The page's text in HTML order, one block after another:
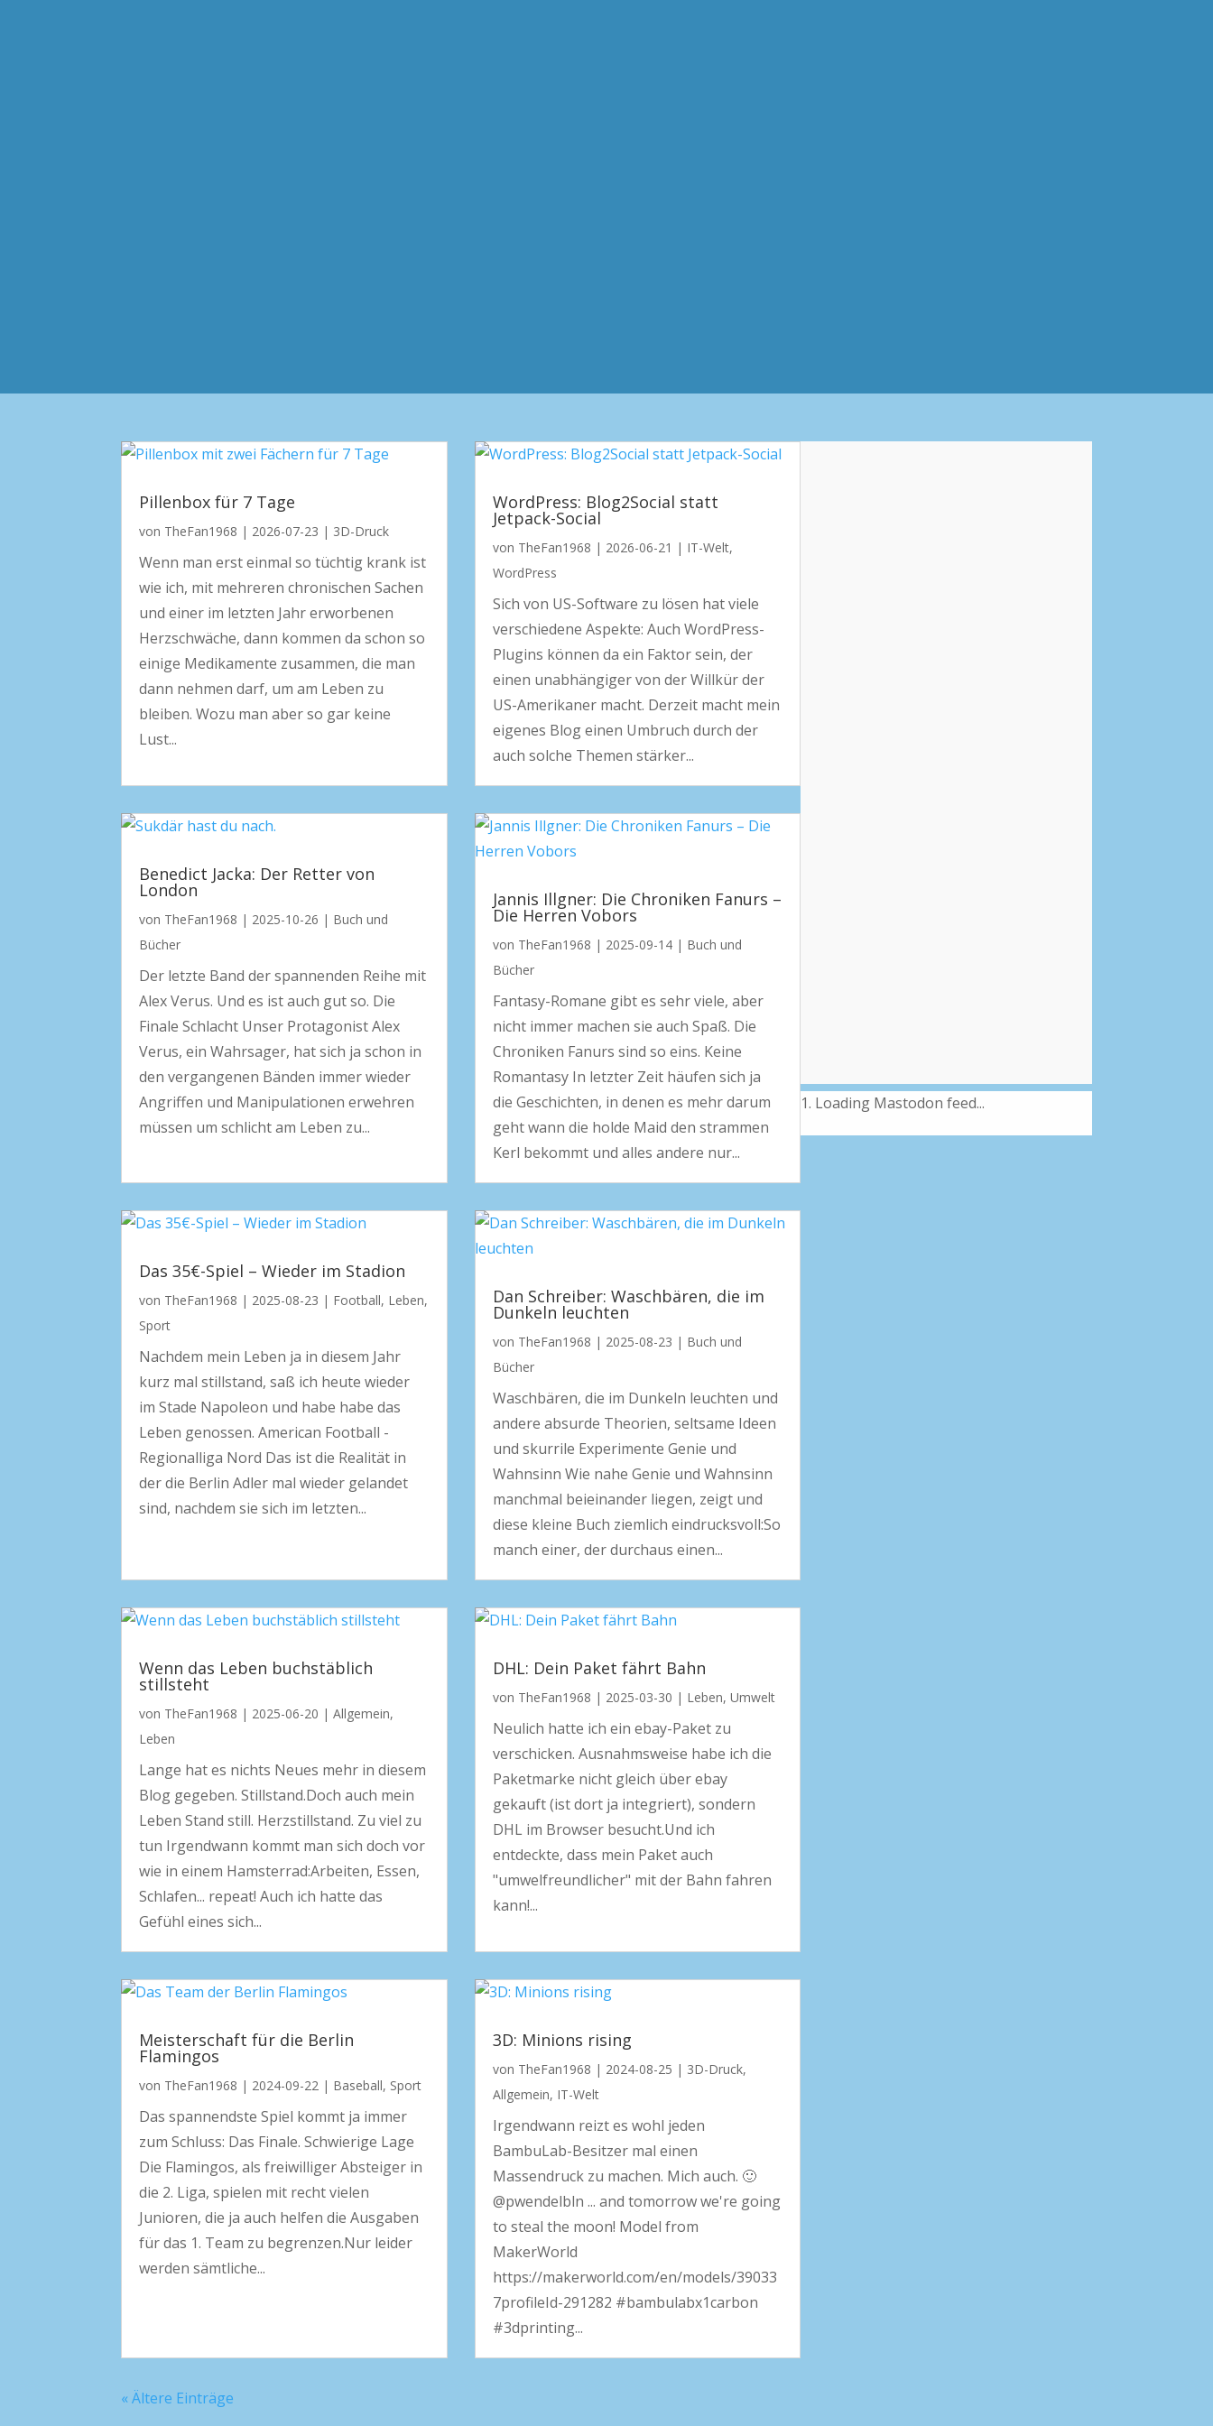
Pillenbox für 7 Tage
von TheFan1968 | 2026-07-23 | 3D-Druck
Wenn man erst einmal so tüchtig krank ist
wie ich, mit mehreren chronischen Sachen
und einer im letzten Jahr erworbenen
Herzschwäche, dann kommen da schon so
einige Medikamente zusammen, die man
dann nehmen darf, um am Leben zu
bleiben. Wozu man aber so gar keine
Lust...
WordPress: Blog2Social statt
Jetpack-Social
von TheFan1968 | 2026-06-21 | IT-Welt,
WordPress
Sich von US-Software zu lösen hat viele
verschiedene Aspekte: Auch WordPress-
Plugins können da ein Faktor sein, der
einen unabhängiger von der Willkür der
US-Amerikaner macht. Derzeit macht mein
eigenes Blog einen Umbruch durch der
auch solche Themen stärker...
Benedict Jacka: Der Retter von
London
von TheFan1968 | 2025-10-26 | Buch und
Bücher
Der letzte Band der spannenden Reihe mit
Alex Verus. Und es ist auch gut so. Die
Finale Schlacht Unser Protagonist Alex
Verus, ein Wahrsager, hat sich ja schon in
den vergangenen Bänden immer wieder
Angriffen und Manipulationen erwehren
müssen um schlicht am Leben zu...
Jannis Illgner: Die Chroniken Fanurs –
Die Herren Vobors
von TheFan1968 | 2025-09-14| Buch und
Bücher
Fantasy-Romane gibt es sehr viele, aber
nicht immer machen sie auch Spaß. Die
Chroniken Fanurs sind so eins. Keine
Romantasy In letzter Zeit häufen sich ja
die Geschichten, in denen es mehr darum
geht wann die holde Maid den strammen
Kerl bekommt und alles andere nur...
Das 35€-Spiel – Wieder im Stadion
von TheFan1968 | 2025-08-23 | Football, Leben,
Sport
Nachdem mein Leben ja in diesem Jahr
kurz mal stillstand, saß ich heute wieder
im Stade Napoleon und habe habe das
Leben genossen. American Football -
Regionalliga Nord Das ist die Realität in
der die Berlin Adler mal wieder gelandet
sind, nachdem sie sich im letzten...
Dan Schreiber: Waschbären, die im
Dunkeln leuchten
von TheFan1968 | 2025-08-23 | Buch und
Bücher
Waschbären, die im Dunkeln leuchten und
andere absurde Theorien, seltsame Ideen
und skurrile Experimente Genie und
Wahnsinn Wie nahe Genie und Wahnsinn
manchmal beieinander liegen, zeigt und
diese kleine Buch ziemlich eindrucksvoll:So
manch einer, der durchaus einen...
Wenn das Leben buchstäblich
stillsteht
von TheFan1968 | 2025-06-20 |Allgemein,
Leben
Lange hat es nichts Neues mehr in diesem
Blog gegeben. Stillstand.Doch auch mein
Leben Stand still. Herzstillstand. Zu viel zu
tun Irgendwann kommt man sich doch vor
wie in einem Hamsterrad:Arbeiten, Essen,
Schlafen... repeat! Auch ich hatte das
Gefühl eines sich...
DHL: Dein Paket fährt Bahn
von TheFan1968 | 2025-03-30 | Leben, Umwelt
Neulich hatte ich ein ebay-Paket zu
verschicken. Ausnahmsweise habe ich die
Paketmarke nicht gleich über ebay
gekauft (ist dort ja integriert), sondern
DHL im Browser besucht.Und ich
entdeckte, dass mein Paket auch
"umwelfreundlicher" mit der Bahn fahren
kann!...
Meisterschaft für die Berlin
Flamingos
von TheFan1968 | 2024-09-22 | Baseball, Sport
Das spannendste Spiel kommt ja immer
zum Schluss: Das Finale. Schwierige Lage
Die Flamingos, als freiwilliger Absteiger in
die 2. Liga, spielen mit recht vielen
Junioren, die ja auch helfen die Ausgaben
für das 1. Team zu begrenzen.Nur leider
werden sämtliche...
3D: Minions rising
von TheFan1968 | 2024-08-25 | 3D-Druck,
Allgemein, IT-Welt
Irgendwann reizt es wohl jeden
BambuLab-Besitzer mal einen
Massendruck zu machen. Mich auch. 🙂
@pwendelbln ... and tomorrow we're going
to steal the moon! Model from
MakerWorld
https://makerworld.com/en/models/39033
7profileId-291282 #bambulabx1carbon
#3dprinting...
« Ältere Einträge
Loading Mastodon feed...